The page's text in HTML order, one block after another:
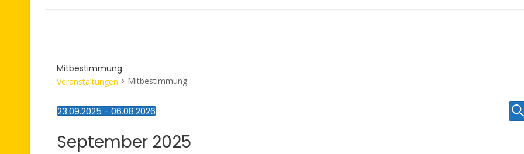
Mitbestimmung
Veranstaltungen Mitbestimmung
V
23.09.2025 - 06.08.2026
wählen.
September 2025